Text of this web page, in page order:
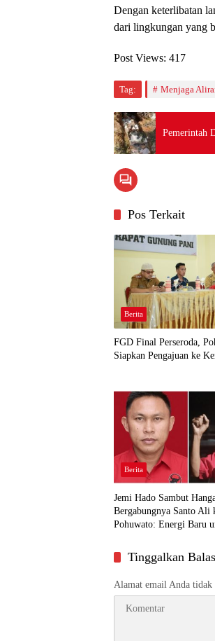
Dengan keterlibatan
dari lingkungan yang
Post Views: 417
Tag: Menjaga
Pemerintah
Pos Terkait
Berita
FGD Final Perseroda,
Siapkan Pengajuan ke
Berita
Jemi Hado Sambut
Bergabungnya Santo Ali
Pohuwato: Energi Baru
Tinggalkan
Alamat email Anda tidak